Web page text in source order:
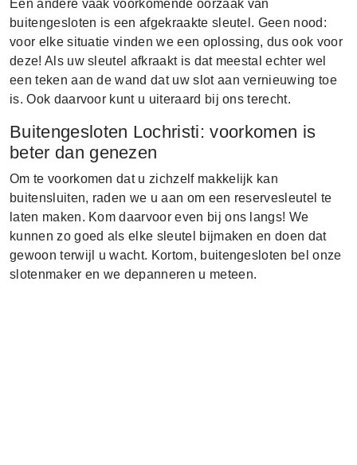
Een andere vaak voorkomende oorzaak van
buitengesloten is een afgekraakte sleutel. Geen nood:
voor elke situatie vinden we een oplossing, dus ook voor
deze! Als uw sleutel afkraakt is dat meestal echter wel
een teken aan de wand dat uw slot aan vernieuwing toe
is. Ook daarvoor kunt u uiteraard bij ons terecht.
Buitengesloten Lochristi: voorkomen is
beter dan genezen
Om te voorkomen dat u zichzelf makkelijk kan
buitensluiten, raden we u aan om een reservesleutel te
laten maken. Kom daarvoor even bij ons langs! We
kunnen zo goed als elke sleutel bijmaken en doen dat
gewoon terwijl u wacht. Kortom, buitengesloten bel onze
slotenmaker en we depanneren u meteen.